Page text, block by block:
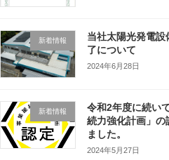
新着情報
当社太陽光発電設
了について
2024年6月28日
新着情報
令和2年度に続い
続力強化計画」の
ました。
2024年5月27日